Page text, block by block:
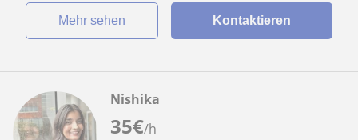
Mehr sehen Kontaktieren
35€/h
Nishika